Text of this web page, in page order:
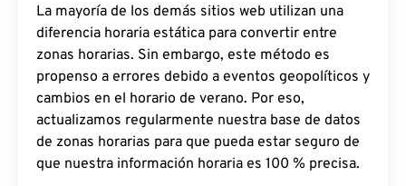
La mayoría de los demás sitios web utilizan una
diferencia horaria estática para convertir entre
zonas horarias. Sin embargo, este método es
propenso a errores debido a eventos geopolíticos y
cambios en el horario de verano. Por eso,
actualizamos regularmente nuestra base de datos
de zonas horarias para que pueda estar seguro de
que nuestra información horaria es 100 % precisa.